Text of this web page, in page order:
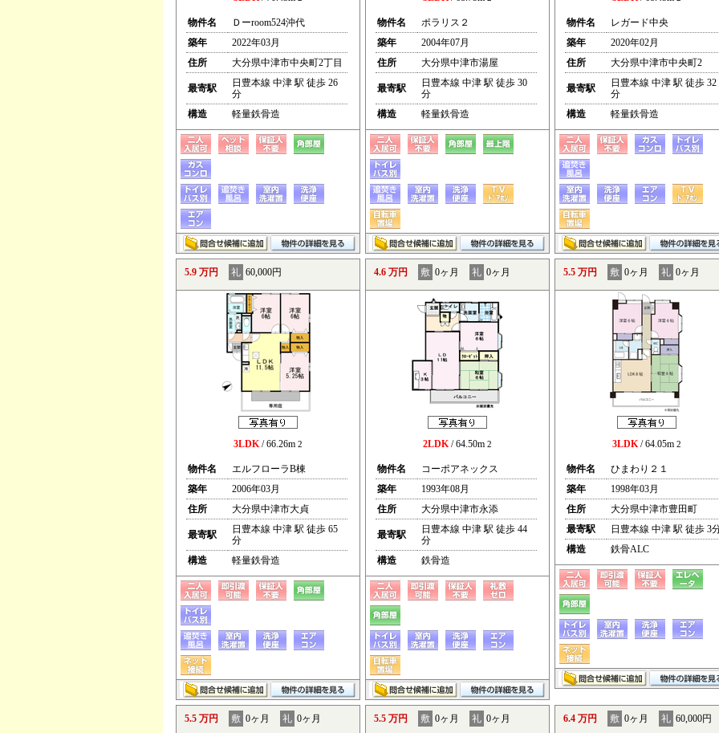
物件名
Ｄーroom524沖代
築年
2022年03月
住所
大分県中津市中央町2丁目
最寄駅
日豊本線 中津 駅 徒歩 26
分
構造
軽量鉄骨造
物件名
ポラリス２
築年
2004年07月
住所
大分県中津市湯屋
最寄駅
日豊本線 中津 駅 徒歩 30
分
構造
軽量鉄骨造
物件名
レガード中央
築年
2020年02月
住所
大分県中津市中央町2
最寄駅
日豊本線 中津 駅 徒歩 32
分
構造
軽量鉄骨造
5.9 万円 礼 60,000円
3LDK/ 66.26m 2
物件名
エルフローラB棟
築年
2006年03月
住所
大分県中津市大貞
最寄駅
日豊本線 中津 駅 徒歩 65
分
構造
軽量鉄骨造
4.6 万円 敷 0ヶ月 礼 0ヶ月
2LDK/ 64.50m 2
物件名
コーポアネックス
築年
1993年08月
住所
大分県中津市永添
最寄駅
日豊本線 中津 駅 徒歩 44
分
構造
鉄骨造
5.5 万円 敷 0ヶ月 礼 0ヶ月
3LDK/ 64.05m 2
物件名
ひまわり２１
築年
1998年03月
住所
大分県中津市豊田町
最寄駅
日豊本線 中津 駅 徒歩 3
構造
鉄骨ALC
5.5 万円 敷 0ヶ月 礼 0ヶ月 5.5 万円 敷 0ヶ月 礼 0ヶ月 6.4 万円 敷 0ヶ月 礼 60,000円